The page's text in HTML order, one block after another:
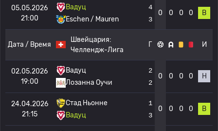
05.05.2026
21:00
Вадуц
Eschen / Mauren
4
3
0 0 0 0 В
Дата / Время
Швейцария:
Челлендж-Лига
Г И
02.05.2026
19:00
Вадуц
Лозанна Оучи
2
2
0 0 0 0 Н
24.04.2026
21:15
Стад Ньонне
Вадуц
1
3
0 0 0 0 В